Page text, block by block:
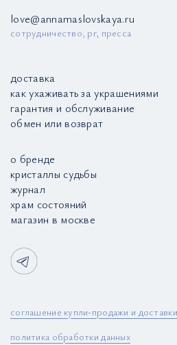
love@annamaslovskaya.ru
сотрудничество, pr, пресса
доставка
как ухаживать за украшениями
гарантия и обслуживание
обмен или возврат
о бренде
кристаллы судьбы
журнал
храм состояний
магазин в москве
соглашение купли-продажи и доставки
политика обработки данных